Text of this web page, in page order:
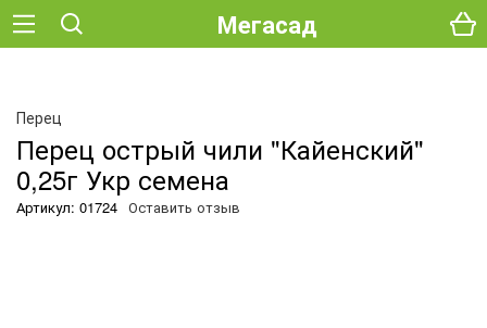
Мегасад
Перец
Перец острый чили "Кайенский"
0,25г Укр семена
Артикул: 01724 Оставить отзыв